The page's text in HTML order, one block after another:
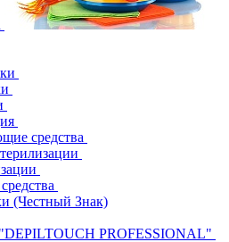
средства
(Честный Знак)
PROFESSIONAL"